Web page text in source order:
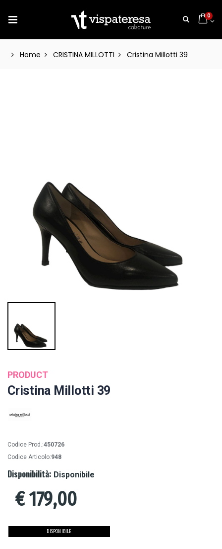
0
Home CRISTINA MILLOTTI Cristina Millotti 39
PRODUCT
Cristina Millotti 39
Codice Prod.:450726
Codice Articolo:948
Disponibilità: Disponibile
€179,00
DISPONIBILE